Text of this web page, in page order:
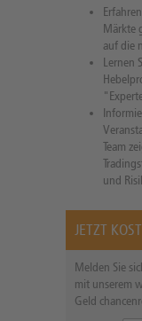
Märkte
auf die
Lernen
Team
und
JETZT
Melden Sie
mit unserem
Geld